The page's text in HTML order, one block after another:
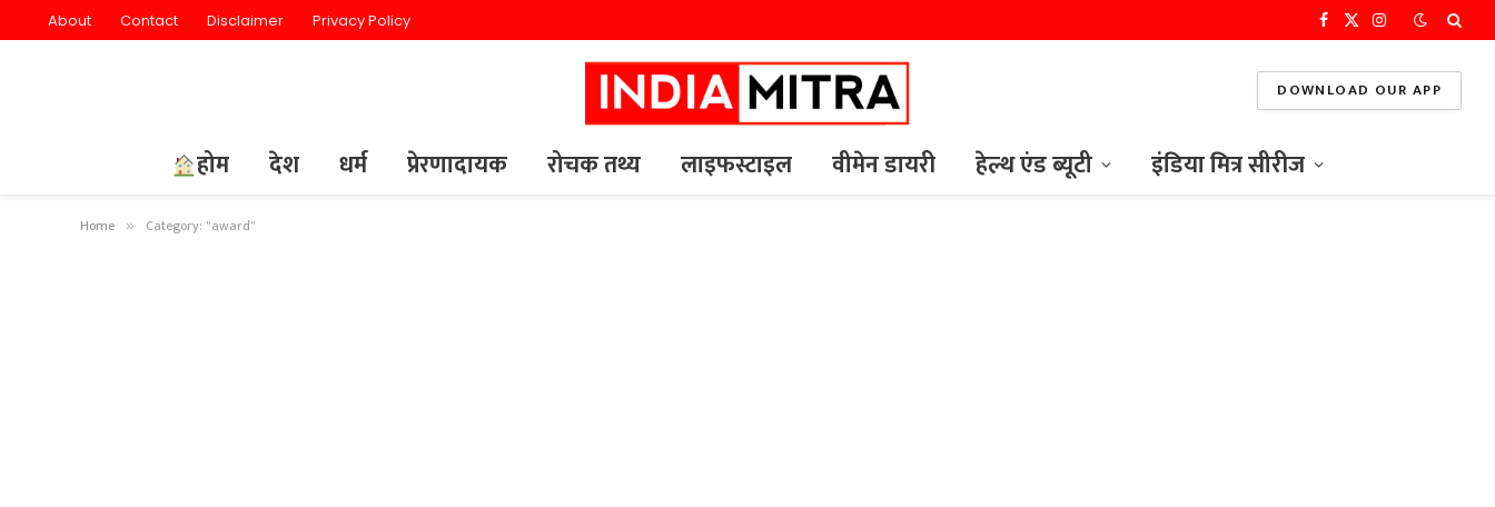
About Contact Disclaimer Privacy Policy Facebook
X
Instagram
DOWNLOAD OUR APP
होम देश धर्म प्रेरणादायक रोचक तथ्य लाइफस्टाइल वीमेन डायरी हेल्थ एंड ब्यूटी इंडिया मित्र सीरीज
Home » Category: "award"